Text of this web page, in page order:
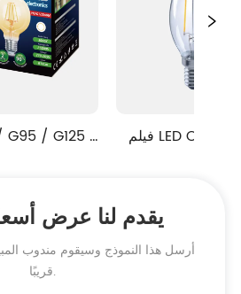
فيلم LED C35T واضح / حليبي /
يقدم لنا عرض
أرسل هذا النموذج وسيقوم مندوب
قريبًا.